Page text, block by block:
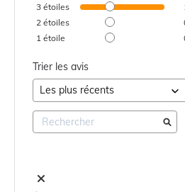
3 étoiles
2 étoiles
1 étoile
Trier les avis